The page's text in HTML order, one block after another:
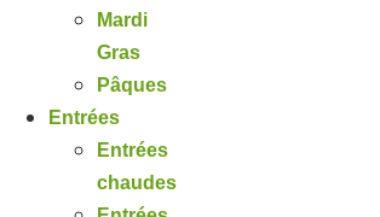
Mardi
Gras
Pâques
Entrées
Entrées
chaudes